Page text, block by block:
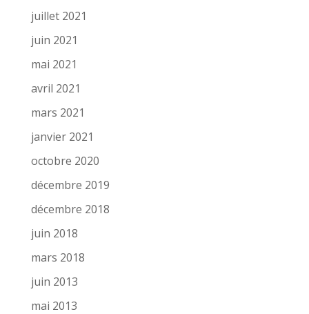
juillet 2021
juin 2021
mai 2021
avril 2021
mars 2021
janvier 2021
octobre 2020
décembre 2019
décembre 2018
juin 2018
mars 2018
juin 2013
mai 2013